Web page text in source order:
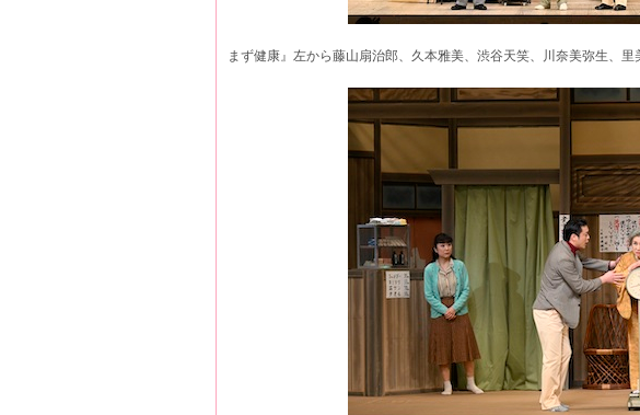
まず健康』左から藤山扇治郎、久本雅美、渋谷天笑、川奈美弥生、里